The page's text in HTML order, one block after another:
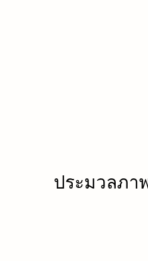
ประมวลภา